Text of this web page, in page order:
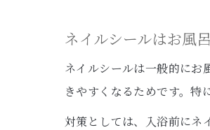
ネイルシールはお風
ネイルシールは一般的にお
きやすくなるためです。特
対策としては、入浴前にネ